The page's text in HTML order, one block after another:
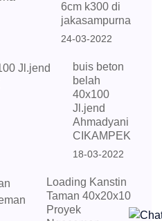
6cm k300 di
jakasampurna
24-03-2022
buis beton
belah
40x100
Jl.jend
Ahmadyani
CIKAMPEK
18-03-2022
Loading Kanstin
Taman 40x20x10
Proyek